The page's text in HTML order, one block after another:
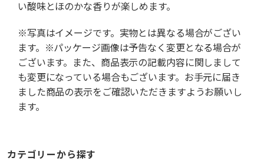
い酸味とほのかな香りが楽しめます。
※写真はイメージです。実物とは異なる場合がござい
ます。※パッケージ画像は予告なく変更となる場合が
ございます。また、商品表示の記載内容に関しまして
も変更になっている場合もございます。お手元に届き
ました商品の表示をご確認いただきますようお願いし
ます。
カテゴリーから探す